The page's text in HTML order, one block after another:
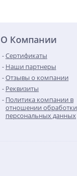
О Компании
Сертификаты
Наши партнеры
Отзывы о компании
Реквизиты
Политика компании в
отношении обработки
персональных данных